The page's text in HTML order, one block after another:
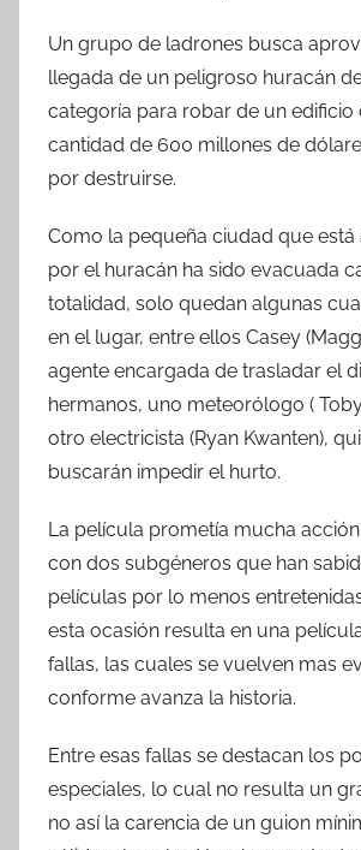
Un grupo de ladrones busca
llegada de un peligroso huracán
categoría para robar de un edificio
cantidad de 600 millones de
por destruirse.
Como la pequeña ciudad que está
por el huracán ha sido evacuada
totalidad, solo quedan algunas
en el lugar, entre ellos Casey
agente encargada de trasladar el
hermanos, uno meteorólogo (
otro electricista (Ryan Kwanten),
buscarán impedir el hurto.
La película prometía mucha
con dos subgéneros que han
películas por lo menos
esta ocasión resulta en una
fallas, las cuales se vuelven mas
conforme avanza la historia.
Entre esas fallas se destacan los
especiales, lo cual no resulta un
no así la carencia de un guion